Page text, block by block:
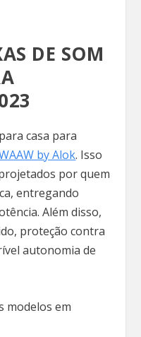
DE SOM
casa para
by Alok. Isso
por quem
entregando
Além disso,
proteção contra
autonomia de
modelos em